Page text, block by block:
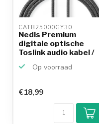
CATB25000GY30
Nedis Premium
digitale optische
Toslink audio kabel /
Op voorraad
€18,99